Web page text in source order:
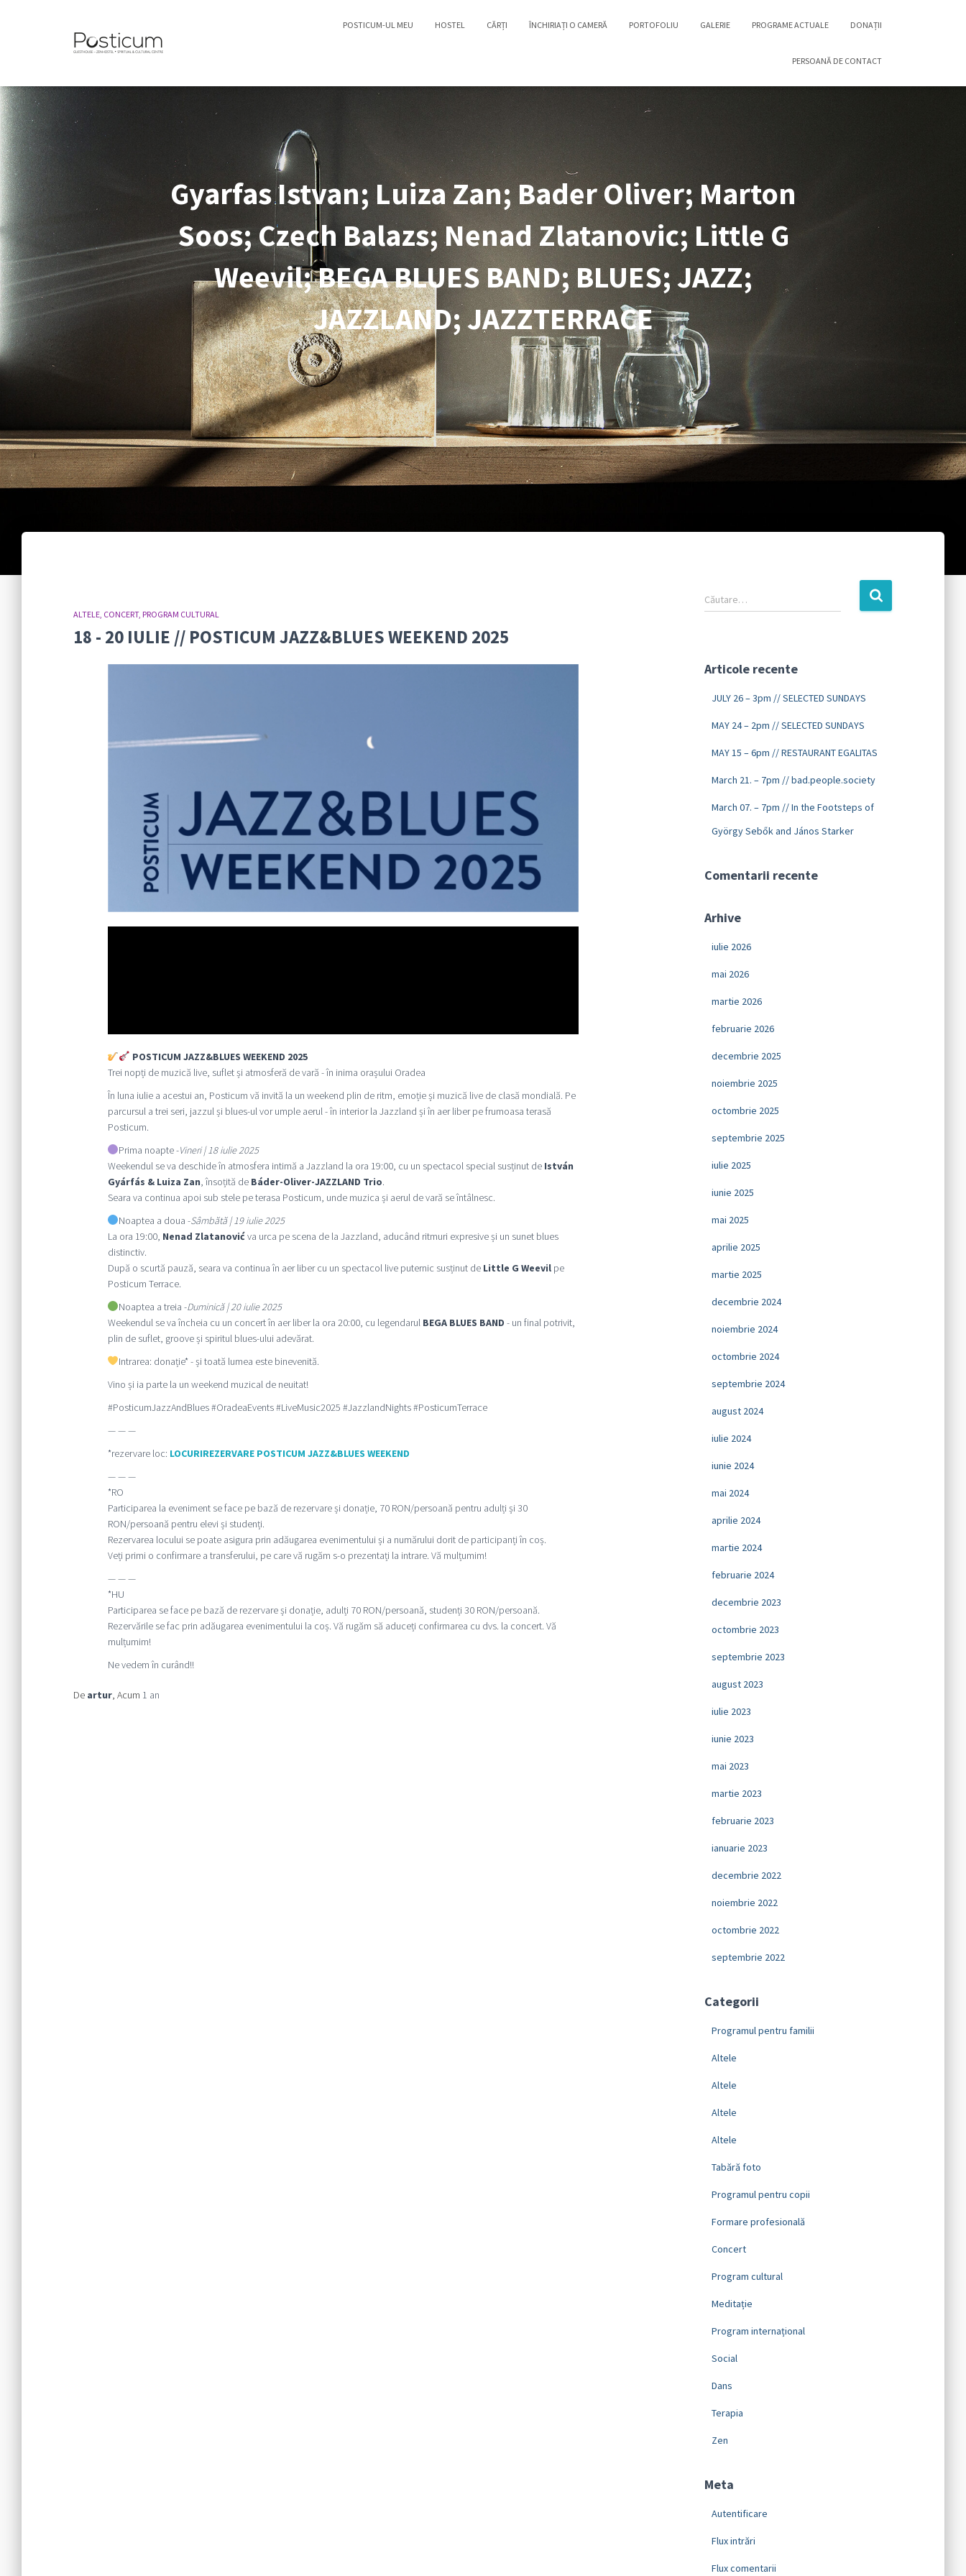
POSTICUM-UL MEU HOSTEL CĂRȚI ÎNCHIRIAȚI O CAMERĂ PORTOFOLIU GALERIE PROGRAME ACTUALE DONAȚII
PERSOANĂ DE CONTACT
Gyarfas Istvan; Luiza Zan; Bader Oliver; Marton
Soos; Czech Balazs; Nenad Zlatanovic; Little G
Weevil; BEGA BLUES BAND; BLUES; JAZZ;
JAZZLAND; JAZZTERRACE
ALTELE CONCERT PROGRAM CULTURAL
18 - 20 IULIE // POSTICUM JAZZ&BLUES WEEKEND 2025
POSTICUM JAZZ&BLUES WEEKEND 2025
Trei nopți de muzică live, suflet și atmosferă de vară - în inima orașului Oradea
În luna iulie a acestui an, Posticum vă invită la un weekend plin de ritm, emoție și muzică live de clasă mondială. Pe
parcursul a trei seri, jazzul și blues-ul vor umple aerul - în interior la Jazzland și în aer liber pe frumoasa terasă
Posticum.
Prima noapte -Vineri | 18 iulie 2025
Weekendul se va deschide în atmosfera intimă a Jazzland la ora 19:00, cu un spectacol special susținut de István
Gyárfás & Luiza Zan , însoțită de Báder-Oliver-JAZZLAND Trio.
Seara va continua apoi sub stele pe terasa Posticum, unde muzica și aerul de vară se întâlnesc.
Noaptea a doua -Sâmbătă | 19 iulie 2025
La ora 19:00, Nenad Zlatanovićva urca pe scena de la Jazzland, aducând ritmuri expresive și un sunet blues
distinctiv.
După o scurtă pauză, seara va continua în aer liber cu un spectacol live puternic susținut de Little G Weevilpe
Posticum Terrace.
Noaptea a treia -Duminică | 20 iulie 2025
Weekendul se va încheia cu un concert în aer liber la ora 20:00, cu legendarul BEGA BLUES BAND - un final potrivit,
plin de suflet, groove și spiritul blues-ului adevărat.
Intrarea: donație* - și toată lumea este binevenită.
Vino și ia parte la un weekend muzical de neuitat!
#PosticumJazzAndBlues #OradeaEvents #LiveMusic2025 #JazzlandNights #PosticumTerrace
— — —
*rezervare loc: LOCURIREZERVARE POSTICUM JAZZ&BLUES WEEKEND
— — —
*RO
Participarea la eveniment se face pe bază de rezervare și donație, 70 RON/persoană pentru adulți și 30
RON/persoană pentru elevi și studenți.
Rezervarea locului se poate asigura prin adăugarea evenimentului și a numărului dorit de participanți în coș.
Veți primi o confirmare a transferului, pe care vă rugăm s-o prezentați la intrare. Vă mulțumim!
— — —
*HU
Participarea se face pe bază de rezervare și donație, adulți 70 RON/persoană, studenți 30 RON/persoană.
Rezervările se fac prin adăugarea evenimentului la coș. Vă rugăm să aduceți confirmarea cu dvs. la concert. Vă
mulțumim!
Ne vedem în curând!!
De artur , Acum 1 an
Căutare…
Articole recente
JULY 26 – 3pm // SELECTED SUNDAYS
MAY 24 – 2pm // SELECTED SUNDAYS
MAY 15 – 6pm // RESTAURANT EGALITAS
March 21. – 7pm // bad.people.society
March 07. – 7pm // In the Footsteps of
György Sebők and János Starker
Comentarii recente
Arhive
iulie 2026
mai 2026
martie 2026
februarie 2026
decembrie 2025
noiembrie 2025
octombrie 2025
septembrie 2025
iulie 2025
iunie 2025
mai 2025
aprilie 2025
martie 2025
decembrie 2024
noiembrie 2024
octombrie 2024
septembrie 2024
august 2024
iulie 2024
iunie 2024
mai 2024
aprilie 2024
martie 2024
februarie 2024
decembrie 2023
octombrie 2023
septembrie 2023
august 2023
iulie 2023
iunie 2023
mai 2023
martie 2023
februarie 2023
ianuarie 2023
decembrie 2022
noiembrie 2022
octombrie 2022
septembrie 2022
Categorii
Programul pentru familii
Altele
Altele
Altele
Altele
Tabără foto
Programul pentru copii
Formare profesională
Concert
Program cultural
Meditație
Program internațional
Social
Dans
Terapia
Zen
Meta
Autentificare
Flux intrări
Flux comentarii